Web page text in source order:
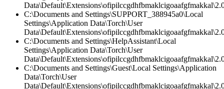
C:\Documents and Settings\SUPPORT_388945a0\Local
Settings\Application Data\Torch\User
C:\Documents and Settings\HelpAssistant\Local
Settings\Application Data\Torch\User
C:\Documents and Settings\Guest\Local Settings\Application
Data\Torch\User